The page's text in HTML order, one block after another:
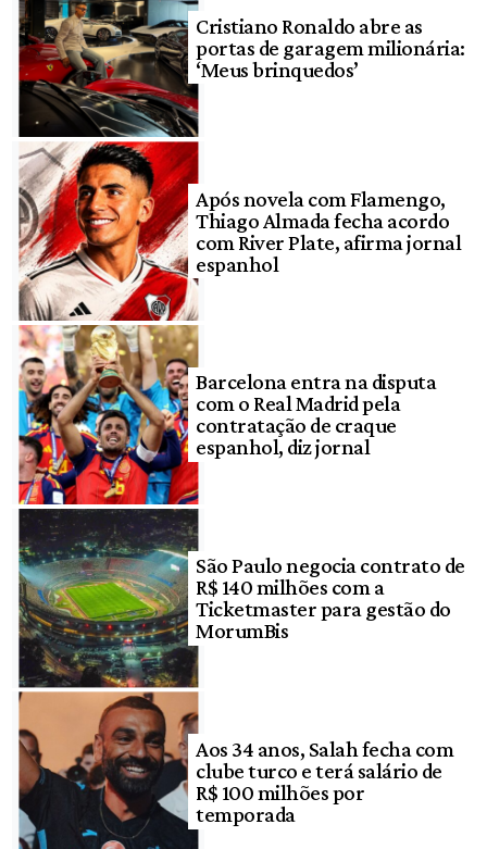
Cristiano Ronaldo abre as
portas de garagem milionária:
‘Meus brinquedos’
Após novela com Flamengo,
Thiago Almada fecha acordo
com River Plate, afirma jornal
espanhol
Barcelona entra na disputa
com o Real Madrid pela
contratação de craque
espanhol, diz jornal
São Paulo negocia contrato de
R$ 140 milhões com a
Ticketmaster para gestão do
MorumBis
Aos 34 anos, Salah fecha com
clube turco e terá salário de
R$ 100 milhões por
temporada